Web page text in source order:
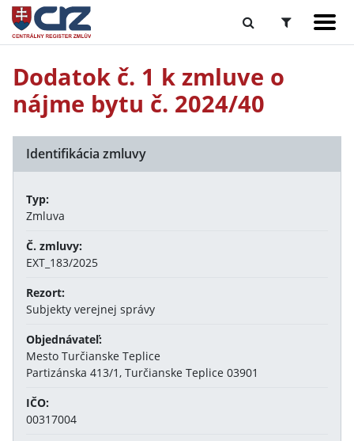
Dodatok č. 1 k zmluve o
nájme bytu č. 2024/40
Identifikácia zmluvy
Typ:
Zmluva
Č. zmluvy:
EXT_183/2025
Rezort:
Subjekty verejnej správy
Objednávateľ:
Mesto Turčianske Teplice
Partizánska 413/1, Turčianske Teplice 03901
IČO:
00317004